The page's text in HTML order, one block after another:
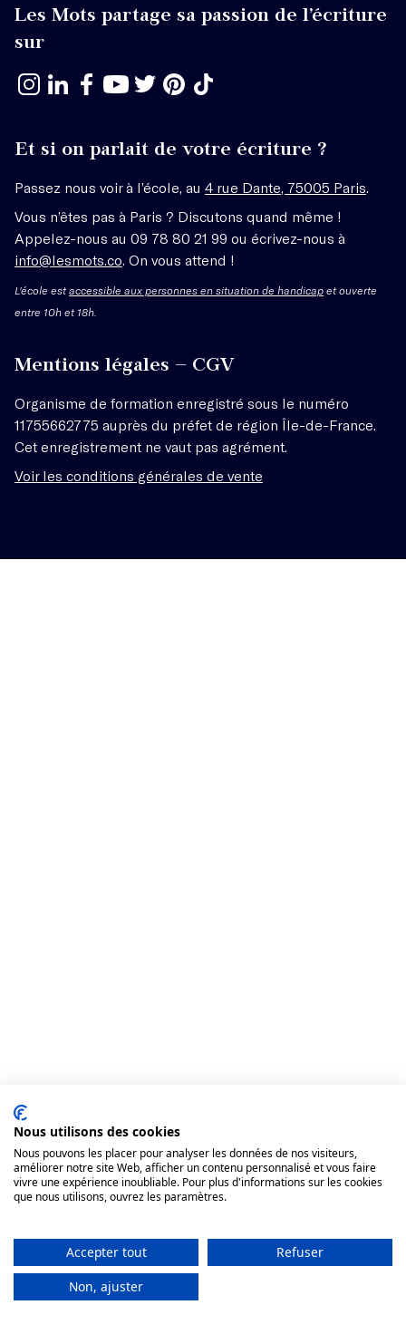
S'inscrire à la liste d'attente
Les Mots partage sa passion de l’écriture
sur
Et si on parlait de votre écriture ?
Passez nous voir à l’école, au 4 rue Dante, 75005 Paris.
Vous n’êtes pas à Paris ? Discutons quand même !
Appelez-nous au 09 78 80 21 99 ou écrivez-nous à
info@lesmots.co. On vous attend !
L'école estaccessible aux personnes en situation de handicap et ouverte
entre 10h et 18h.
Mentions légales – CGV
Organisme de formation enregistré sous le numéro
11755662775 auprès du préfet de région Île-de-France.
Cet enregistrement ne vaut pas agrément.
Voir les conditions générales de vente
Nous utilisons des cookies
Nous pouvons les placer pour analyser les données de nos visiteurs,
améliorer notre site Web, afficher un contenu personnalisé et vous faire
vivre une expérience inoubliable. Pour plus d'informations sur les cookies
que nous utilisons, ouvrez les paramètres.
Accepter tout
Refuser
Non, ajuster